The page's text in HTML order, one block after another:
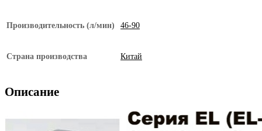
Производительность (л/мин) 46-90
Страна производства Китай
Описание